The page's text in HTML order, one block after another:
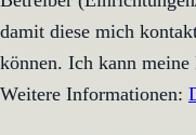
damit diese mich
können. Ich kann
Weitere Informationen: